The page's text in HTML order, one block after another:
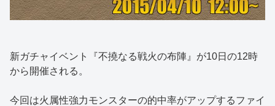
新ガチャイベント『不撓なる戦火の布陣』が10日の12時
から開催される。
今回は火属性強力モンスターの的中率がアップするファイ